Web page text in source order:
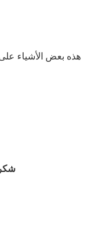
هذه بعض الأشياء